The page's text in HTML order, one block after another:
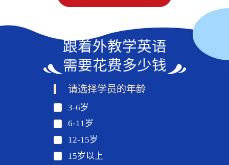
跟着外教学英语
需要花费多少钱
请选择学员的年龄
3-6岁
6-11岁
12-15岁
15岁以上